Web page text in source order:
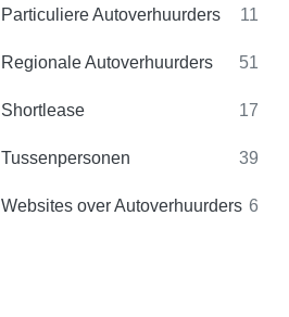
Particuliere Autoverhuurders 11
Regionale Autoverhuurders 51
Shortlease 17
Tussenpersonen 39
Websites over Autoverhuurders 6